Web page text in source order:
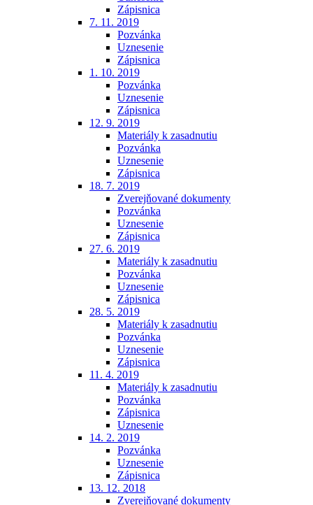
Zápisnica
7. 11. 2019
Pozvánka
Uznesenie
Zápisnica
1. 10. 2019
Pozvánka
Uznesenie
Zápisnica
12. 9. 2019
Materiály k zasadnutiu
Pozvánka
Uznesenie
Zápisnica
18. 7. 2019
Zverejňované dokumenty
Pozvánka
Uznesenie
Zápisnica
27. 6. 2019
Materiály k zasadnutiu
Pozvánka
Uznesenie
Zápisnica
28. 5. 2019
Materiály k zasadnutiu
Pozvánka
Uznesenie
Zápisnica
11. 4. 2019
Materiály k zasadnutiu
Pozvánka
Zápisnica
Uznesenie
14. 2. 2019
Pozvánka
Uznesenie
Zápisnica
13. 12. 2018
Zverejňované dokumenty